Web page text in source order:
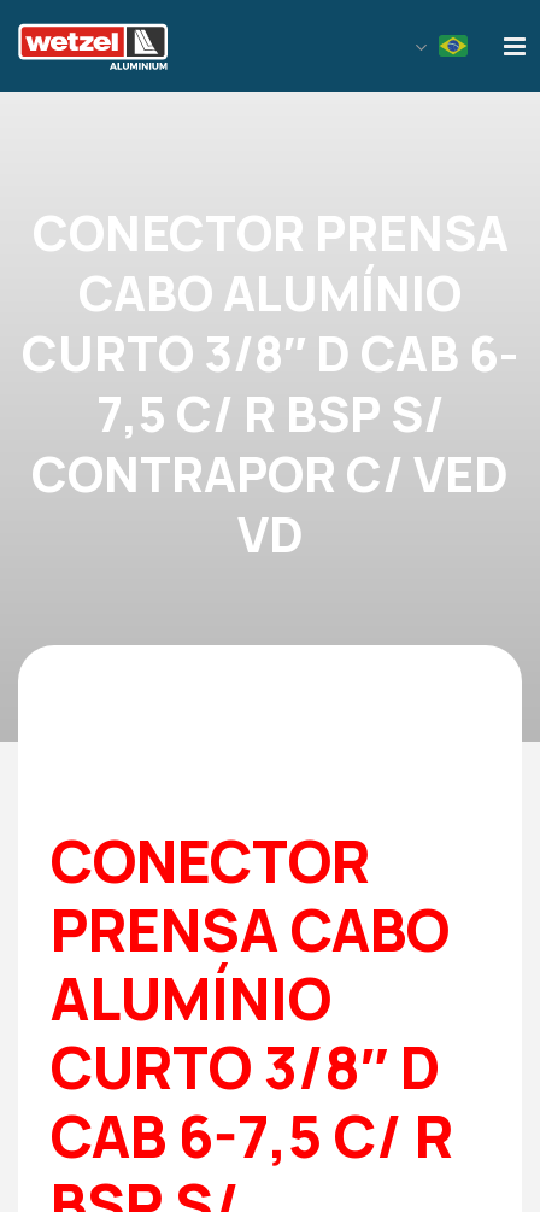
CONECTOR PRENSA
CABO ALUMÍNIO
CURTO 3/8″ D CAB 6-
7,5 C/ R BSP S/
CONTRAPOR C/ VED
VD
CONECTOR
PRENSA CABO
ALUMÍNIO
CURTO 3/8″ D
CAB 6-7,5 C/ R